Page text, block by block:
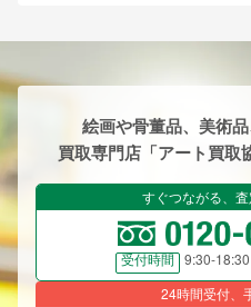
絵画や骨董品、美術
買取専門店「アート買取
すぐつながる、
受付時間
9:30-
24時間受付、